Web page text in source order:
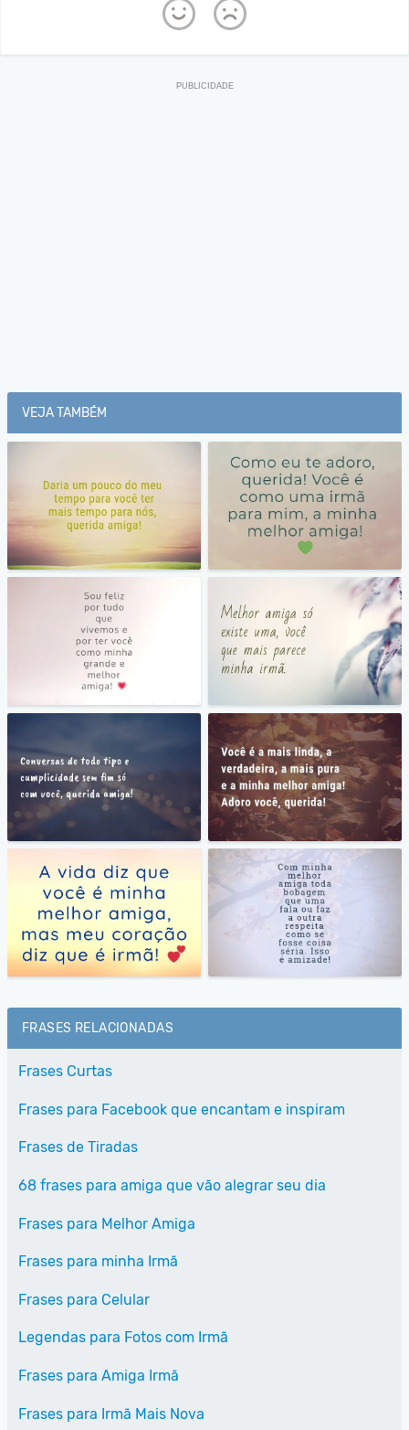
VEJA TAMBÉM
FRASES RELACIONADAS
Frases Curtas
Frases para Facebook que encantam e inspiram
Frases de Tiradas
68 frases para amiga que vão alegrar seu dia
Frases para Melhor Amiga
Frases para minha Irmã
Frases para Celular
Legendas para Fotos com Irmã
Frases para Amiga Irmã
Frases para Irmã Mais Nova